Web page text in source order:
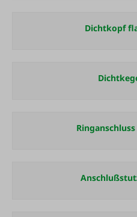
Dichtkopf